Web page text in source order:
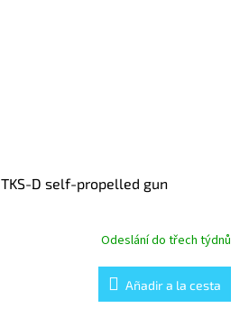
D self-propelled gun
Odeslání do třech týdnů
Añadir a la cesta